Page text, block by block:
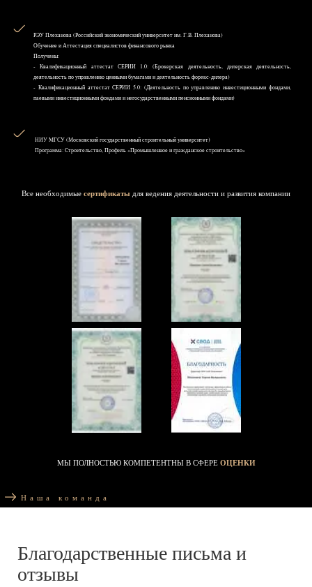
РЭУ Плеханова (Российский экономический университет им. Г.В. Плеханова)
Обучение и Аттестация специалистов финансового рынка
Получены:
- Квалификационный аттестат СЕРИИ 1.0: (Брокерская деятельность, дилерская деятельность,
деятельность по управлению ценными бумагами и деятельность форекс-дилера)
- Квалификационный аттестат СЕРИИ 5.0: (Деятельность по управлению инвестиционными фондами,
паевыми инвестиционными фондами и негосударственными пенсионными фондами)
НИУ MГСУ (Московский государственный строительный университет)
Программа: Строительство, Профиль «Промышленное и гражданское строительство»
Все необходимые сертификаты для ведения деятельности и развития компании
МЫ ПОЛНОСТЬЮ КОМПЕТЕНТНЫ В СФЕРЕ ОЦЕНКИ
Наша команда
Благодарственные письма и
отзывы